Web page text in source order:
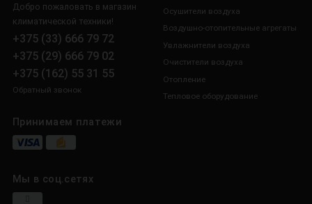
Добро пожаловать в магазин
климатической техники!
+375 (33) 666 79 72
+375 (29) 666 79 02
+375 (162) 55 31 55
Обратный звонок
Принимаем платежи
Мы в соц.сетях
Осушители воздуха
Воздушно-отопительные агрегаты
Увлажнители воздуха
Очистители воздуха
Отопление
Тепловое оборудование